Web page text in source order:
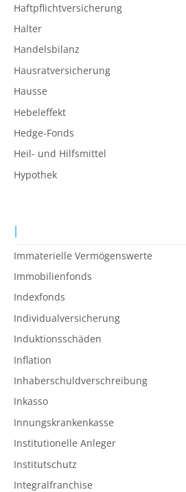
Haftpflichtversicherung
Halter
Handelsbilanz
Hausratversicherung
Hausse
Hebeleffekt
Hedge-Fonds
Heil- und Hilfsmittel
Hypothek
I
Immaterielle Vermögenswerte
Immobilienfonds
Indexfonds
Individualversicherung
Induktionsschäden
Inflation
Inhaberschuldverschreibung
Inkasso
Innungskrankenkasse
Institutionelle Anleger
Institutschutz
Integralfranchise